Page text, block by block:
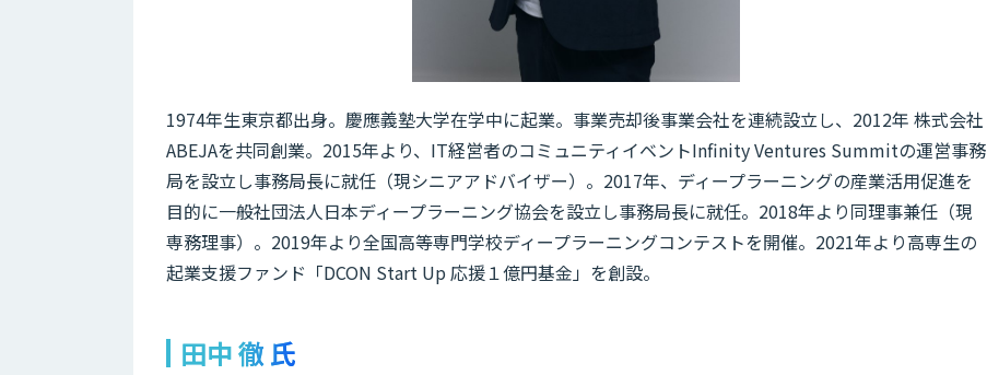
1974年生東京都出身。慶應義塾大学在学中に起業。事業売却後事業会社を連続設立し、2012年 株式会社
ABEJAを共同創業。2015年より、IT経営者のコミュニティイベントInfinity Ventures Summitの運営事務
局を設立し事務局長に就任（現シニアアドバイザー）。2017年、ディープラーニングの産業活用促進を
目的に一般社団法人日本ディープラーニング協会を設立し事務局長に就任。2018年より同理事兼任（現
専務理事）。2019年より全国高等専門学校ディープラーニングコンテストを開催。2021年より高専生の
起業支援ファンド「DCON Start Up 応援１億円基金」を創設。
田中 徹 氏